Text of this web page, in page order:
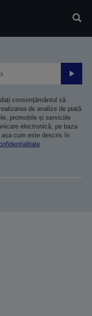
consimțământul să
de analize de piață
promoțiile și serviciile
electronică, pe baza
cum este descris în